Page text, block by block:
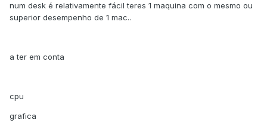
num desk é relativamente fácil teres 1 maquina com o mesmo ou
superior desempenho de 1 mac..
a ter em conta
cpu
grafica